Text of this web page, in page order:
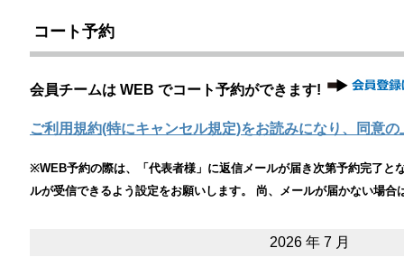
コート予約
会員チームは WEB でコート予約ができます!
ご利用規約(特にキャンセル規定)をお読みになり、同意
※WEB予約の際は、「代表者様」に返信メールが届き次第予約完了
ルが受信できるよう設定をお願いします。 尚、メールが届かない場
2026 年 7 月